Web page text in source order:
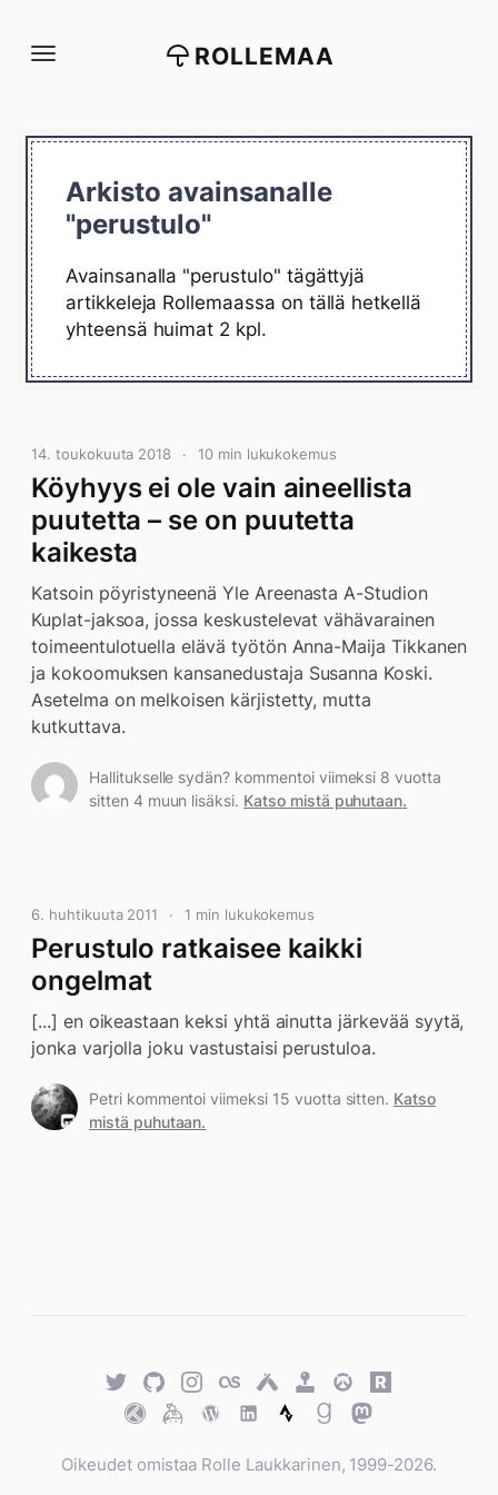
suoraan
ROLLEMAA
Arkisto avainsanalle
"perustulo"
Avainsanalla "perustulo" tägättyjä
artikkeleja Rollemaassa on tällä hetkellä
yhteensä huimat 2 kpl.
14. toukokuuta 2018 10 min lukukokemus
Köyhyys ei ole vain aineellista
puutetta – se on puutetta
kaikesta
Katsoin pöyristyneenä Yle Areenasta A-Studion
Kuplat-jaksoa, jossa keskustelevat vähävarainen
toimeentulotuella elävä työtön Anna-Maija Tikkanen
ja kokoomuksen kansanedustaja Susanna Koski.
Asetelma on melkoisen kärjistetty, mutta
kutkuttava.
Hallitukselle sydän? kommentoi viimeksi 8 vuotta
sitten 4 muun lisäksi. Katso mistä puhutaan.
6. huhtikuuta 2011 1 min lukukokemus
Perustulo ratkaisee kaikki
ongelmat
[...] en oikeastaan keksi yhtä ainutta järkevää syytä,
jonka varjolla joku vastustaisi perustuloa.
Petri kommentoi viimeksi 15 vuotta sitten. Katso
mistä puhutaan.
TwitterGitHubTwitterLast.fmUntappd
Retro
Achievements
Overwatch
Rawg.io
TraktKeybaseWordPress
WordPress
StravaGoodreads
Mastodon
Oikeudet omistaa Rolle Laukkarinen, 1999-2026.